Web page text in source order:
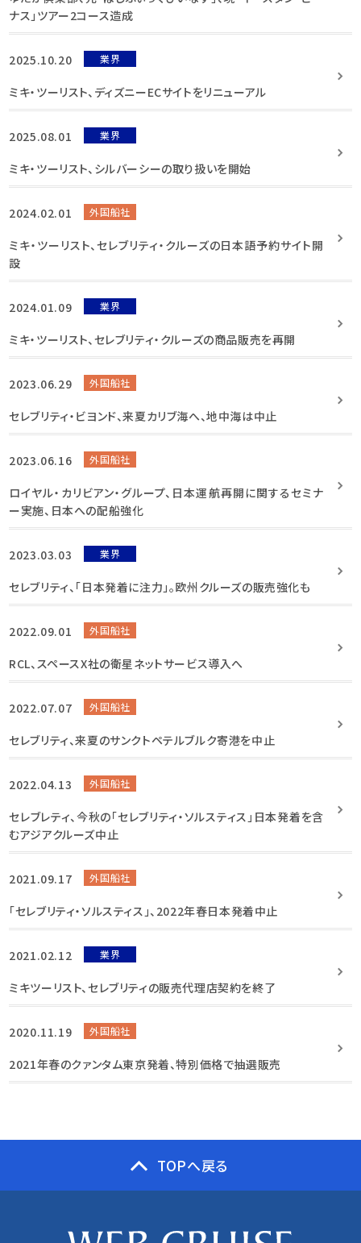
ナス」ツアー2コース造成
2025.10.20 業界
ミキ・ツーリスト、ディズニーECサイトをリニューアル
2025.08.01 業界
ミキ・ツーリスト、シルバーシーの取り扱いを開始
2024.02.01 外国船社
ミキ・ツーリスト、セレブリティ・クルーズの日本語予約サイト開
設
2024.01.09 業界
ミキ・ツーリスト、セレブリティ・クルーズの商品販売を再開
2023.06.29 外国船社
セレブリティ・ビヨンド、来夏カリブ海へ、地中海は中止
2023.06.16 外国船社
ロイヤル・カリビアン・グループ、日本運航再開に関するセミナ
ー実施、日本への配船強化
2023.03.03 業界
セレブリティ、「日本発着に注力」。欧州クルーズの販売強化も
2022.09.01 外国船社
RCL、スペースX社の衛星ネットサービス導入へ
2022.07.07 外国船社
セレブリティ、来夏のサンクトペテルブルク寄港を中止
2022.04.13 外国船社
セレブレティ、今秋の「セレブリティ・ソルスティス」日本発着を含
むアジアクルーズ中止
2021.09.17 外国船社
「セレブリティ・ソルスティス」、2022年春日本発着中止
2021.02.12 業界
ミキツーリスト、セレブリティの販売代理店契約を終了
2020.11.19 外国船社
2021年春のクァンタム東京発着、特別価格で抽選販売
TOPへ戻る